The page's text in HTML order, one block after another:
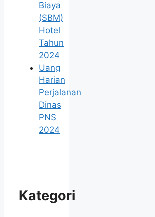
Biaya
(SBM)
Hotel
Tahun
2024
Uang
Harian
Perjalanan
Dinas
PNS
2024
Kategori